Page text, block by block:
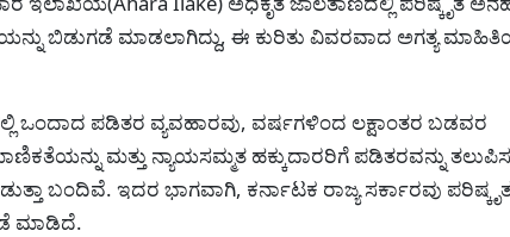
ಬಿಡುಗಡೆ ಮಾಡಲಾಗಿದ್ದು, ಈ ಕುರಿತು ವಿವರವಾದ ಅಗತ್ಯ
ಪಡಿತರ ವ್ಯವಹಾರವು, ವರ್ಷಗಳಿಂದ ಲಕ್ಷಾಂತರ ಬಡವರ
ಮತ್ತು ನ್ಯಾಯಸಮ್ಮತ ಹಕ್ಕುದಾರರಿಗೆ ಪಡಿತರವನ್ನು
ಬಂದಿವೆ. ಇದರ ಭಾಗವಾಗಿ, ಕರ್ನಾಟಕ ರಾಜ್ಯ ಸರ್ಕಾರವು
ಮಾಡಿದೆ.